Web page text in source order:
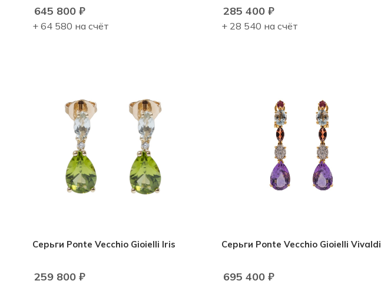
645 800 ₽
+ 64 580 на счёт
285 400₽
+ 28 540 на счёт
Серьги Ponte Vecchio Gioielli Iris
259 800 ₽
Серьги Ponte Vecchio Gioielli Vivaldi
695 400₽